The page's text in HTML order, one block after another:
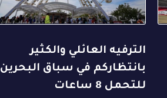
الترفيه العائلي والكثير
بانتظاركم في سباق البحرين
للتحمل 8 ساعات